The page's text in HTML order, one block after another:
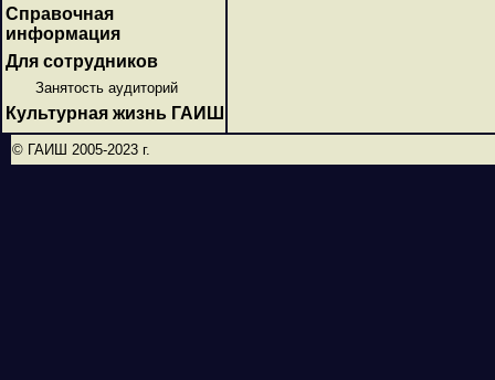
Справочная
информация
Для сотрудников
Занятость аудиторий
Культурная жизнь ГАИШ
© ГАИШ 2005-2023 г.